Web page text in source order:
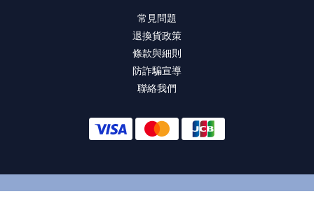
常見問題
退換貨政策
條款與細則
防詐騙宣導
聯絡我們